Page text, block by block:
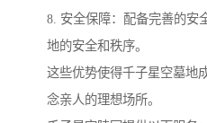
8. 安全保障：配备完善的安
地的安全和秩序。
这些优势使得千子星空墓地
念亲人的理想场所。